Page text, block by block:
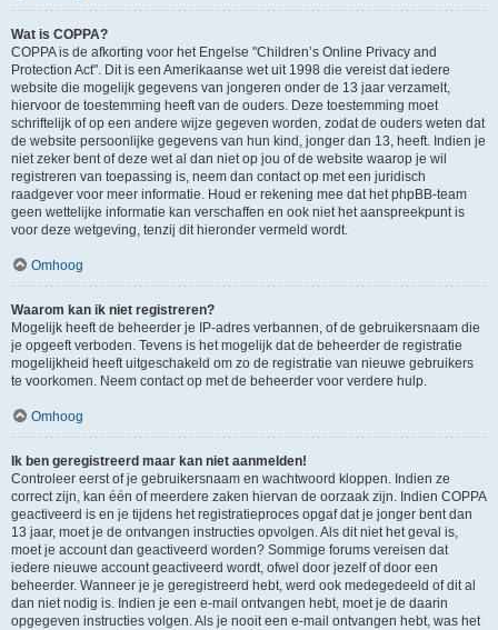
Wat is COPPA?
COPPA is de afkorting voor het Engelse "Children’s Online Privacy and
Protection Act". Dit is een Amerikaanse wet uit 1998 die vereist dat iedere
website die mogelijk gegevens van jongeren onder de 13 jaar verzamelt,
hiervoor de toestemming heeft van de ouders. Deze toestemming moet
schriftelijk of op een andere wijze gegeven worden, zodat de ouders weten dat
de website persoonlijke gegevens van hun kind, jonger dan 13, heeft. Indien je
niet zeker bent of deze wet al dan niet op jou of de website waarop je wil
registreren van toepassing is, neem dan contact op met een juridisch
raadgever voor meer informatie. Houd er rekening mee dat het phpBB-team
geen wettelijke informatie kan verschaffen en ook niet het aanspreekpunt is
voor deze wetgeving, tenzij dit hieronder vermeld wordt.
Omhoog
Waarom kan ik niet registreren?
Mogelijk heeft de beheerder je IP-adres verbannen, of de gebruikersnaam die
je opgeeft verboden. Tevens is het mogelijk dat de beheerder de registratie
mogelijkheid heeft uitgeschakeld om zo de registratie van nieuwe gebruikers
te voorkomen. Neem contact op met de beheerder voor verdere hulp.
Omhoog
Ik ben geregistreerd maar kan niet aanmelden!
Controleer eerst of je gebruikersnaam en wachtwoord kloppen. Indien ze
correct zijn, kan één of meerdere zaken hiervan de oorzaak zijn. Indien COPPA
geactiveerd is en je tijdens het registratieproces opgaf dat je jonger bent dan
13 jaar, moet je de ontvangen instructies opvolgen. Als dit niet het geval is,
moet je account dan geactiveerd worden? Sommige forums vereisen dat
iedere nieuwe account geactiveerd wordt, ofwel door jezelf of door een
beheerder. Wanneer je je geregistreerd hebt, werd ook medegedeeld of dit al
dan niet nodig is. Indien je een e-mail ontvangen hebt, moet je de daarin
opgegeven instructies volgen. Als je nooit een e-mail ontvangen hebt, was het